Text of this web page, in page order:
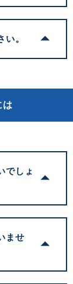
。
は
でしょ
ませ